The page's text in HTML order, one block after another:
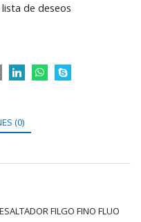
de deseos
(0)
FILGO FINO FLUO